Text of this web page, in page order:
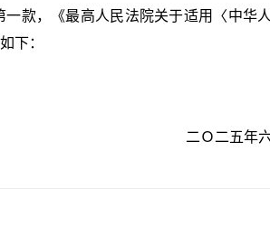
款，《最高人民法院关于适用〈中华
下：
二Ｏ二五年六